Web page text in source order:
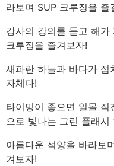
라보며 SUP 크루징을 즐
강사의 강의를 듣고 해
크루징을 즐겨보자!
새파란 하늘과 바다가
자체다!
타이밍이 좋으면 일몰
으로 빛나는 그린 플래
아름다운 석양을 바라보
겨보자!